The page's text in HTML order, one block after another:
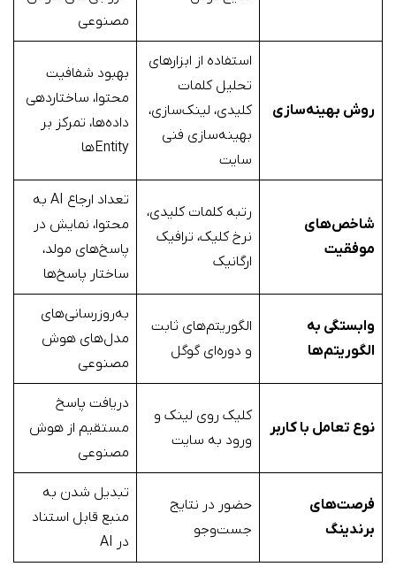
مصنوعی
روش بهینه‌سازی
استفاده از ابزارهای
تحلیل کلمات
کلیدی، لینک‌سازی،
بهینه‌سازی فنی
سایت
بهبود شفافیت
محتوا، ساختاردهی
داده‌ها، تمرکز بر
Entityها
شاخص‌های
موفقیت
رتبه کلمات کلیدی،
نرخ کلیک، ترافیک
ارگانیک
تعداد ارجاع AI به
محتوا، نمایش در
پاسخ‌های مولد،
ساختار پاسخ‌ها
وابستگی به
الگوریتم‌ها
الگوریتم‌های ثابت
و دوره‌ای گوگل
به‌روزرسانی‌های
مدل‌های هوش
مصنوعی
نوع تعامل با کاربر
کلیک روی لینک و
ورود به سایت
دریافت پاسخ
مستقیم از هوش
مصنوعی
فرصت‌های
برندینگ
حضور در نتایج
جست‌وجو
تبدیل شدن به
منبع قابل استناد
در AI